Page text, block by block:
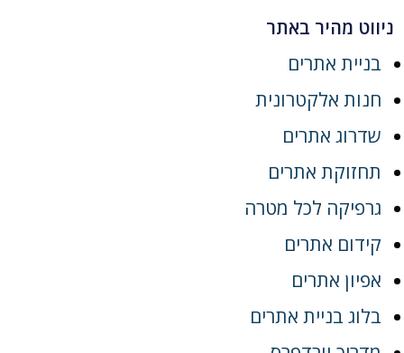
ניווט מהיר באתר
בניית אתרים
חנות אלקטרונית
שדרוג אתרים
תחזוקת אתרים
גרפיקה לכל מטרה
קידום אתרים
אפיון אתרים
בלוג בניית אתרים